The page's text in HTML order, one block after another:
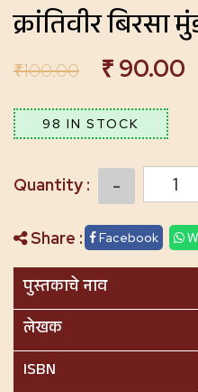
क्रांतिवीर बिरसा
₹100.00 ₹ 90.00
98 IN STOCK
Share : Facebook
पुस्तकाचे नाव
लेखक
ISBN